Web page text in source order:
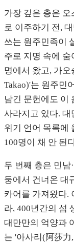
가장 깊은 층은
로 이주하기 전,
쓰는 원주민족이
주로 지명 속에
명에서 왔고, 가
Takao)'는 원주민
남긴 문헌에도 이
사라지고 있다.
위기 언어 목록에
100명이 채 안 된
두 번째 층은 민남
둥에서 건너온 대
카어를 가져왔다.
라, 400년간의 섬
대만만의 억양과
는 '아사리(阿莎力